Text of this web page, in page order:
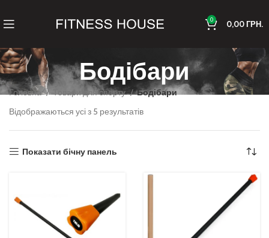
0 0,00ГРН.
Бодібари
Головна Товари для спорту
Бодібари
Відображаються усі з 5 результатів
Показати бічну панель